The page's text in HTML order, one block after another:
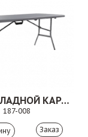
СТОЛ СКЛАДНОЙ КАРИБЫ 3
187-008
Заказ